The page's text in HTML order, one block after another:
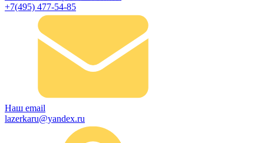
+7(495) 477-54-85
Наш email
lazerkaru@yandex.ru